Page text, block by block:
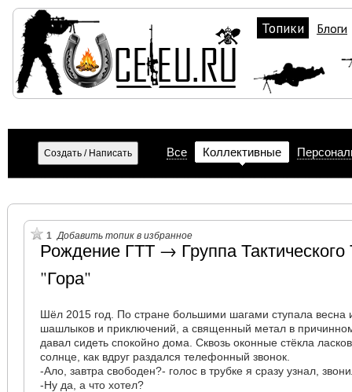
Топики Блоги
Все Коллективные
1 Добавить топик в избранное
Рождение ГТТ → Группа Тактического
"Гора"
Шёл 2015 год. По стране большими шагами ступала весна
шашлыков и приключений, а священный метал в
давал сидеть спокойно дома. Сквозь оконные стёкла
солнце, как вдруг раздался телефонный звонок.
-Ало, завтра свободен?- голос в трубке я сразу узнал,
-Ну да, а что хотел?